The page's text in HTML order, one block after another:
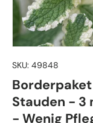
SKU: 49848
Stauden - 3
- Wenig